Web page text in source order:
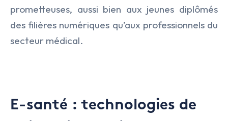
prometteuses, aussi bien aux jeunes diplômés
des filières numériques qu’aux professionnels du
secteur médical.
E-santé : technologies de
Facility Management